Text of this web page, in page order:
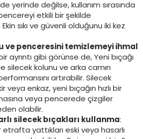
yerinde değilse, kullanım sırasında
etkili bir şekilde
sıkı ve güvenli olduğunu iki kez
ve penceresini temizlemeyi ihmal
ayrıntı gibi görünse de, Yeni bıçağı
silecek kolunu ve arka camın
artırabilir. Silecek
veya enkaz, yeni bıçağın hızlı bir
veya pencerede çizgiler
olabilir.
silecek bıçakları kullanma:
yattıkları eski veya hasarlı